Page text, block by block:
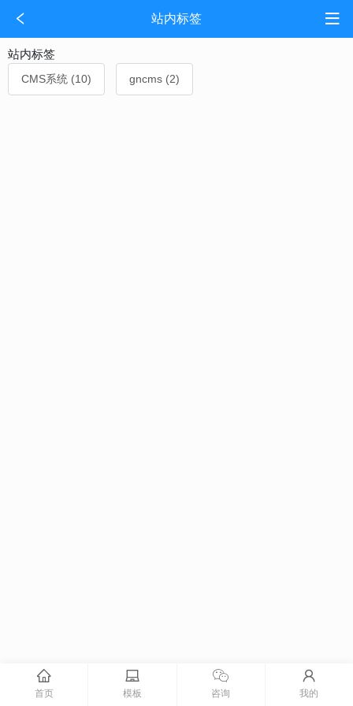
站内标签
站内标签
CMS系统 (10) gncms (2)
首页 模板 咨询 我的